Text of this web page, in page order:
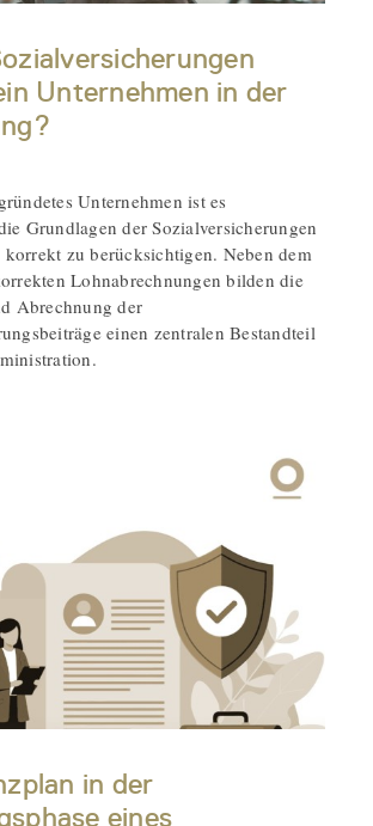
Unternehmen in der
Unternehmen ist es
Grundlagen der Sozialversicherungen
zu berücksichtigen. Neben dem
Lohnabrechnungen bilden die
Abrechnung der
einen zentralen Bestandteil
in der
eines